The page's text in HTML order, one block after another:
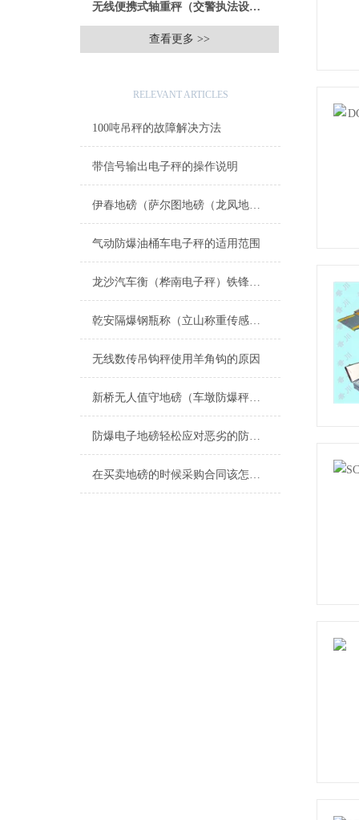
无线便携式轴重秤（交警执法设备）
查看更多 >>
RELEVANT ARTICLES
100吨吊秤的故障解决方法
带信号输出电子秤的操作说明
伊春地磅（萨尔图地磅（龙凤地磅（让胡路地磅）红岗地磅）大同地磅维修
气动防爆油桶车电子秤的适用范围
龙沙汽车衡（桦南电子秤）铁锋防爆秤）佳木斯地磅维修
乾安隔爆钢瓶称（立山称重传感器）长岭称重模块安装）法库防爆电子吊秤维修
无线数传吊钩秤使用羊角钩的原因
新桥无人值守地磅（车墩防爆秤）佘山电子秤）泗泾汽车衡维修
防爆电子地磅轻松应对恶劣的防爆称重工业环境
在买卖地磅的时候采购合同该怎么签